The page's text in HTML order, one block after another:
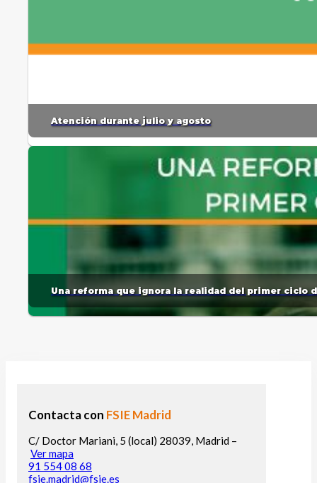
Atención durante julio y agosto
Una reforma que ignora la realidad del primer ciclo
Contacta con FSIE Madrid
C/ Doctor Mariani, 5 (local) 28039, Madrid –
Ver mapa
91 554 08 68
fsie.madrid@fsie.es